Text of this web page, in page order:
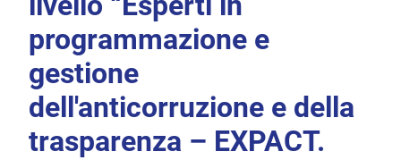
programmazione e
gestione
dell'anticorruzione e della
trasparenza – EXPACT.